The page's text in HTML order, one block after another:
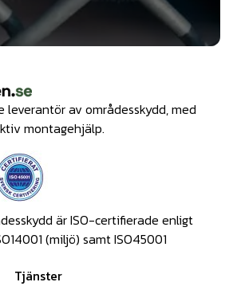
leverantör av områdesskydd, med
montagehjälp.
är ISO-certifierade enligt
(miljö) samt ISO45001
Tjänster